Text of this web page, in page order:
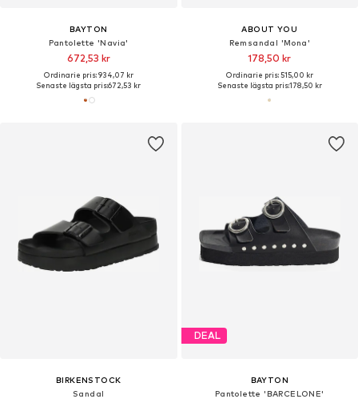
BAYTON
Pantolette 'Navia'
672,53 kr
Ordinarie pris: 934,07 kr
Senaste lägsta pris:672,53 kr
ABOUT YOU
Remsandal 'Mona'
178,50 kr
Ordinarie pris: 515,00 kr
Senaste lägsta pris:178,50 kr
BIRKENSTOCK
Sandal
DEAL
BAYTON
Pantolette 'BARCELONE'